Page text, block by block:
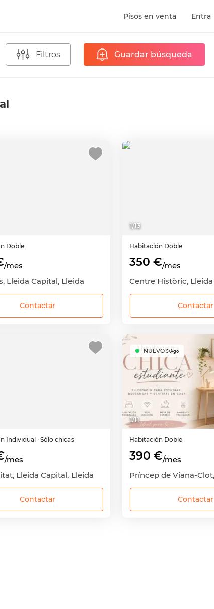
Pisos en venta Entra
Filtros Guardar búsqueda
Doble
/mes
Lleida Capital, Lleida
Contactar
1/13
Habitación Doble
350 €/mes
Contactar
Individual · Sólo chicas
/mes
Lleida Capital, Lleida
Contactar
1/11
NUEVO 5/Ago
Habitación Doble
390 €/mes
Contactar